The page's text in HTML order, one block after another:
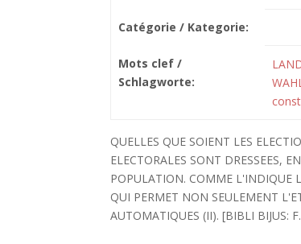
Catégorie / Kategorie:
Mots clef /
Schlagworte:
QUELLES QUE SOIENT LES
ELECTORALES SONT DRESSEES,
POPULATION. COMME L'INDIQUE
QUI PERMET NON SEULEMENT
AUTOMATIQUES (II). [BIBLI BIJUS: